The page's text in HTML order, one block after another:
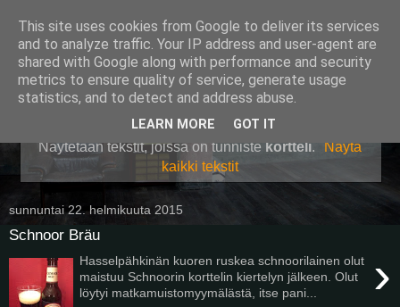
Pullollinen
Näytetään tekstit, joissa on tunniste kortteli.
Näytä
kaikki tekstit
sunnuntai 22. helmikuuta 2015
Schnoor Bräu
›
Hasselpähkinän kuoren ruskea schnoorilainen olut
maistuu Schnoorin korttelin kiertelyn jälkeen. Olut
löytyi matkamuistomyymälästä, itse pani...
This site uses cookies from Google to deliver its services
and to analyze traffic. Your IP address and user-agent are
shared with Google along with performance and security
metrics to ensure quality of service, generate usage
statistics, and to detect and address abuse.
LEARN MORE GOT IT